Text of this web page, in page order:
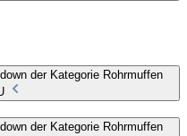
der Kategorie Rohrmuffen
der Kategorie Rohrmuffen